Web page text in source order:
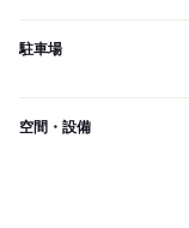
駐車場
空間・設備